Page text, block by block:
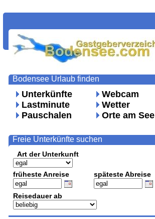
Unterkünfte
Lastminute
Pauschalen
Webcam
Wetter
Orte am See
Bodensee Urlaub finden
Art der Unterkunft
früheste Anreise späteste Abreise
Reisedauer ab
Freie Unterkünfte suchen